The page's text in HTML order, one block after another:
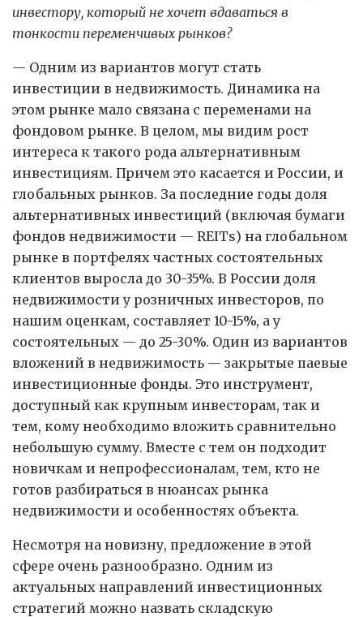
инвестору, который не хочет вдаваться в
тонкости переменчивых рынков?
— Одним из вариантов могут стать
инвестиции в недвижимость. Динамика на
этом рынке мало связана с переменами на
фондовом рынке. В целом, мы видим рост
интереса к такого рода альтернативным
инвестициям. Причем это касается и России, и
глобальных рынков. За последние годы доля
альтернативных инвестиций (включая бумаги
фондов недвижимости — REITs) на глобальном
рынке в портфелях частных состоятельных
клиентов выросла до 30-35%. В России доля
недвижимости у розничных инвесторов, по
нашим оценкам, составляет 10-15%, а у
состоятельных — до 25-30%. Один из вариантов
вложений в недвижимость — закрытые паевые
инвестиционные фонды. Это инструмент,
доступный как крупным инвесторам, так и
тем, кому необходимо вложить сравнительно
небольшую сумму. Вместе с тем он подходит
новичкам и непрофессионалам, тем, кто не
готов разбираться в нюансах рынка
недвижимости и особенностях объекта.
Несмотря на новизну, предложение в этой
сфере очень разнообразно. Одним из
актуальных направлений инвестиционных
стратегий можно назвать складскую